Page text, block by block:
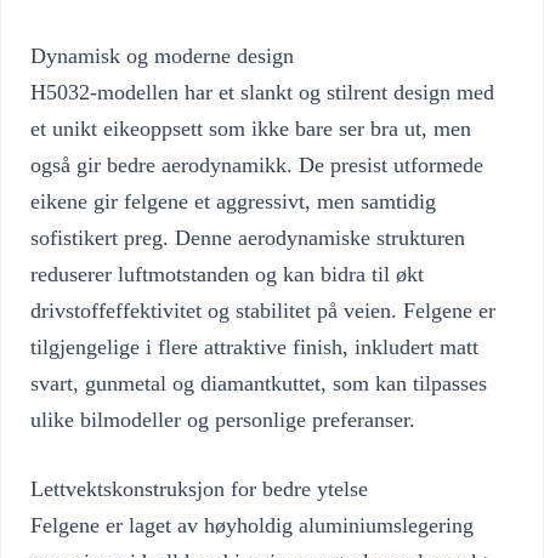
Dynamisk og moderne design
H5032-modellen har et slankt og stilrent design med
et unikt eikeoppsett som ikke bare ser bra ut, men
også gir bedre aerodynamikk. De presist utformede
eikene gir felgene et aggressivt, men samtidig
sofistikert preg. Denne aerodynamiske strukturen
reduserer luftmotstanden og kan bidra til økt
drivstoffeffektivitet og stabilitet på veien. Felgene er
tilgjengelige i flere attraktive finish, inkludert matt
svart, gunmetal og diamantkuttet, som kan tilpasses
ulike bilmodeller og personlige preferanser.
Lettvektskonstruksjon for bedre ytelse
Felgene er laget av høyholdig aluminiumslegering